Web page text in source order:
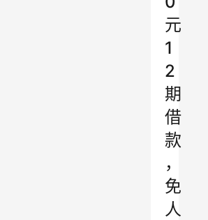
元
1
2
期
借
款
，
免
人